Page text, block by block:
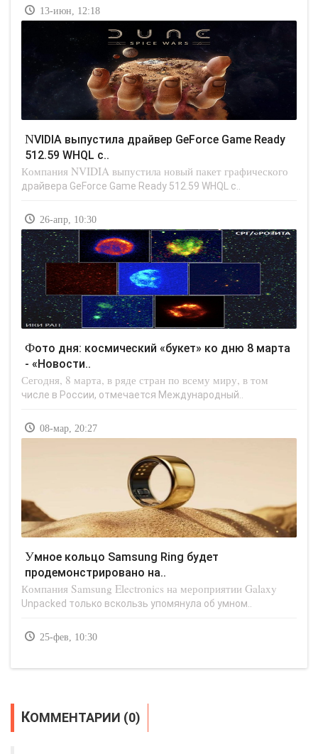
13-июн, 12:18
NVIDIA выпустила драйвер GeForce Game Ready
512.59 WHQL с..
Компания NVIDIA выпустила новый пакет графического
драйвера GeForce Game Ready 512.59 WHQL с..
26-апр, 10:30
Фото дня: космический «букет» ко дню 8 марта
- «Новости..
Сегодня, 8 марта, в ряде стран по всему миру, в том
числе в России, отмечается Международный..
08-мар, 20:27
Умное кольцо Samsung Ring будет
продемонстрировано на..
Компания Samsung Electronics на мероприятии Galaxy
Unpacked только вскользь упомянула об умном..
25-фев, 10:30
КОММЕНТАРИИ (0)